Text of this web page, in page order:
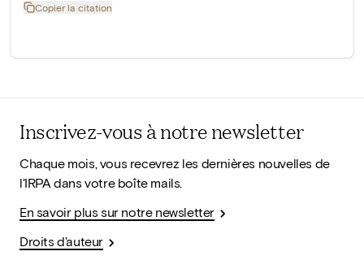
Copier la citation
Inscrivez-vous à notre newsletter
Chaque mois, vous recevrez les dernières nouvelles de
l'IRPA dans votre boîte mails.
En savoir plus sur notre newsletter
Droits d'auteur